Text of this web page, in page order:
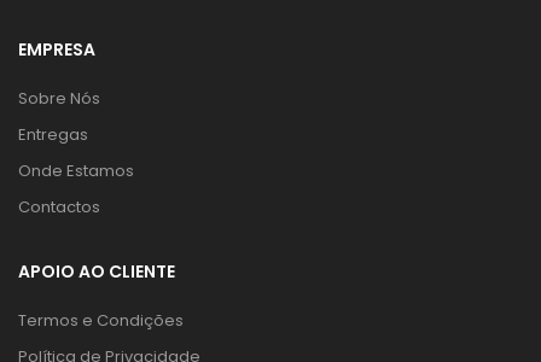
EMPRESA
Sobre Nós
Entregas
Onde Estamos
Contactos
APOIO AO CLIENTE
Termos e Condições
Política de Privacidade